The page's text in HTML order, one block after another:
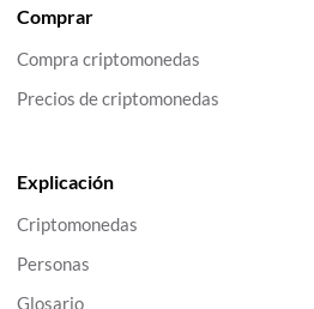
Comprar
Compra criptomonedas
Precios de criptomonedas
Explicación
Criptomonedas
Personas
Glosario